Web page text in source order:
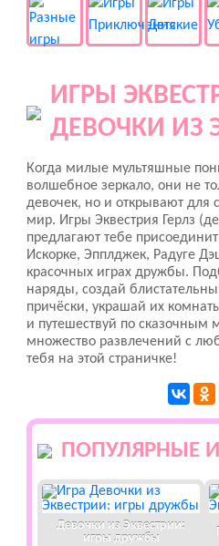
ИГРЫ
ДЕВОЧКИ ИЗ
Когда милые мультяшные
волшебное зеркало, они не
девочек, но и открывают для
мир. Игры Эквестрия Герлз
предлагают тебе
Искорке, Эпплджек, Радуге
красочных играх дружбы.
наряды, создай
причёски, украшай их
и путешествуй по
множество развлечений с
тебя на этой страничке!
ПОПУЛЯРНЫЕ
Девочки из Эквестрии:
игры дружбы